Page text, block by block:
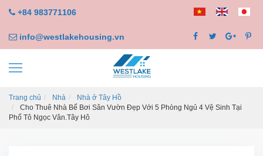
+84 983771106
info@westlakehousing.vn
Trang chủ Nhà
Nhà ở Tây Hồ
Cho Thuê Nhà Bể Bơi Sân Vườn Đẹp Với 5 Phòng Ngủ 4 Vệ Sinh Tại
Phố Tô Ngọc Vân.Tây Hô